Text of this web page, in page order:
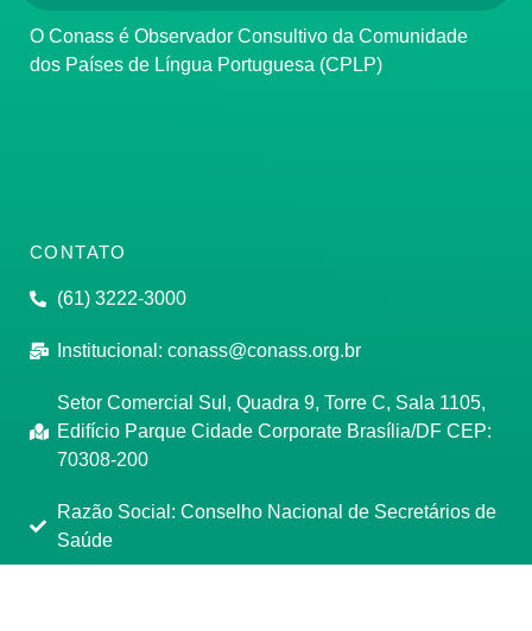
O Conass é Observador Consultivo da Comunidade
dos Países de Língua Portuguesa (CPLP)
CONTATO
(61) 3222-3000
Institucional: conass@conass.org.br
Setor Comercial Sul, Quadra 9, Torre C, Sala 1105,
Edifício Parque Cidade Corporate Brasília/DF CEP:
70308-200
Razão Social: Conselho Nacional de Secretários de
Saúde